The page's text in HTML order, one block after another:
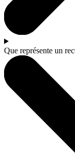
Que représente un